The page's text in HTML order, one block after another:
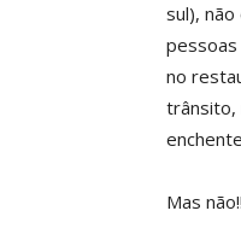
sul),
no
trânsito,
Mas